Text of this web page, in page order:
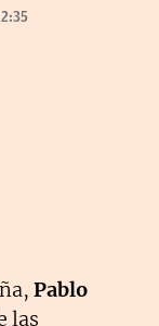
Pablo
las